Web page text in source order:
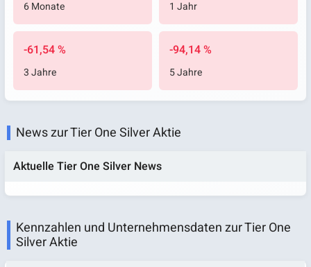
6 Monate 1 Jahr
-61,54 %
3 Jahre
-94,14 %
5 Jahre
News zur Tier One Silver Aktie
Aktuelle Tier One Silver News
Kennzahlen und Unternehmensdaten zur Tier One
Silver Aktie